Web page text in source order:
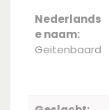
Nederlands
e naam:
Geitenbaard